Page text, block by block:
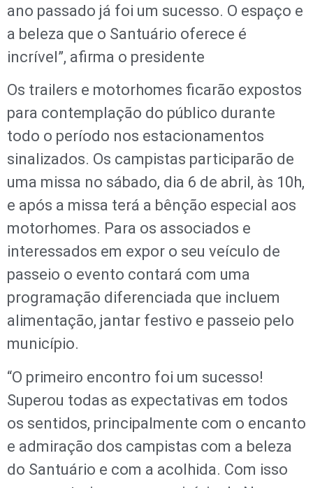
ano passado já foi um sucesso. O espaço e
a beleza que o Santuário oferece é
incrível”, afirma o presidente
Os trailers e motorhomes ficarão expostos
para contemplação do público durante
todo o período nos estacionamentos
sinalizados. Os campistas participarão de
uma missa no sábado, dia 6 de abril, às 10h,
e após a missa terá a bênção especial aos
motorhomes. Para os associados e
interessados em expor o seu veículo de
passeio o evento contará com uma
programação diferenciada que incluem
alimentação, jantar festivo e passeio pelo
município.
“O primeiro encontro foi um sucesso!
Superou todas as expectativas em todos
os sentidos, principalmente com o encanto
e admiração dos campistas com a beleza
do Santuário e com a acolhida. Com isso